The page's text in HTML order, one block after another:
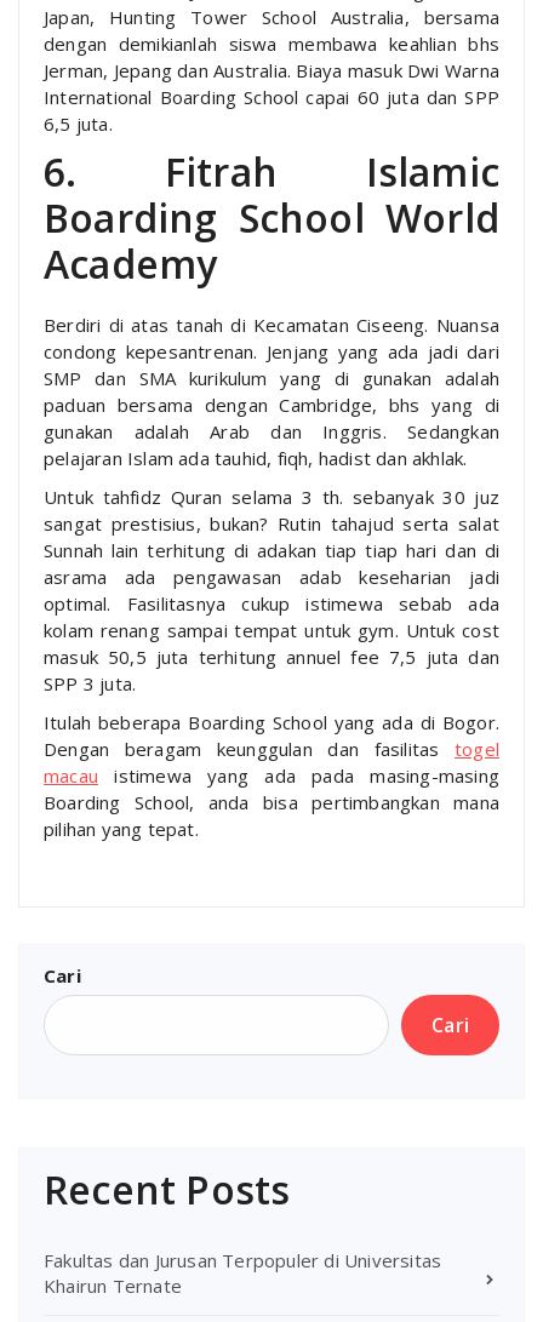
Japan, Hunting Tower School Australia, bersama
dengan demikianlah siswa membawa keahlian bhs
Jerman, Jepang dan Australia. Biaya masuk Dwi Warna
International Boarding School capai 60 juta dan SPP
6,5 juta.
6. Fitrah Islamic
Boarding School World
Academy
Berdiri di atas tanah di Kecamatan Ciseeng. Nuansa
condong kepesantrenan. Jenjang yang ada jadi dari
SMP dan SMA kurikulum yang di gunakan adalah
paduan bersama dengan Cambridge, bhs yang di
gunakan adalah Arab dan Inggris. Sedangkan
pelajaran Islam ada tauhid, fiqh, hadist dan akhlak.
Untuk tahfidz Quran selama 3 th. sebanyak 30 juz
sangat prestisius, bukan? Rutin tahajud serta salat
Sunnah lain terhitung di adakan tiap tiap hari dan di
asrama ada pengawasan adab keseharian jadi
optimal. Fasilitasnya cukup istimewa sebab ada
kolam renang sampai tempat untuk gym. Untuk cost
masuk 50,5 juta terhitung annuel fee 7,5 juta dan
SPP 3 juta.
Itulah beberapa Boarding School yang ada di Bogor.
Dengan beragam keunggulan dan fasilitas togel
macau istimewa yang ada pada masing-masing
Boarding School, anda bisa pertimbangkan mana
pilihan yang tepat.
Cari
Cari
Recent Posts
Fakultas dan Jurusan Terpopuler di Universitas
Khairun Ternate